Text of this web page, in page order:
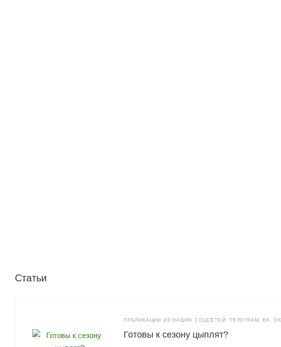
Статьи
ПУБЛИКАЦИИ ИЗ НАШИХ СОЦСЕТЕЙ: ТЕЛЕГРАМ, ВК, ОК
Готовы к сезону цыплят?